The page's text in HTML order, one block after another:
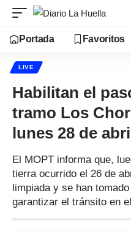
Portada Favoritos
LIVE
Habilitan el
tramo Los
lunes 28 de
El MOPT informa que,
tierra ocurrido el 26 de
limpiada y se han
garantizar el tránsito en